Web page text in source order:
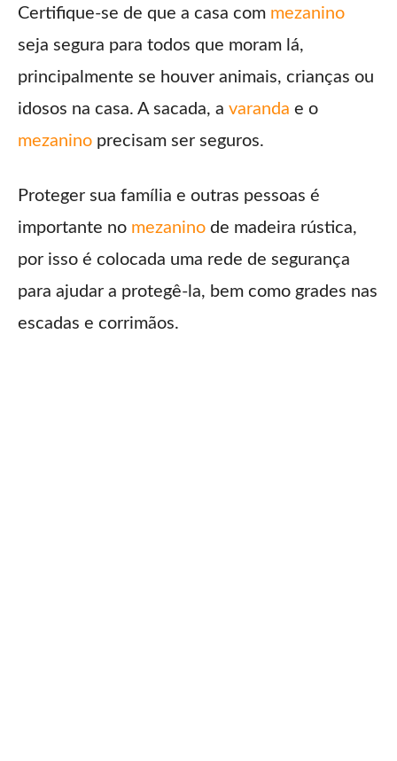
Certifique-se de que a casa com mezanino
seja segura para todos que moram lá,
principalmente se houver animais, crianças ou
idosos na casa. A sacada, a varanda e o
mezanino precisam ser seguros.
Proteger sua família e outras pessoas é
importante no mezanino de madeira rústica,
por isso é colocada uma rede de segurança
para ajudar a protegê-la, bem como grades nas
escadas e corrimãos.